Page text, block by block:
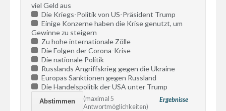
viel Geld aus
Die Kriegs-Politik von US-Präsident Trump
Einige Konzerne haben die Krise genutzt, um
Gewinne zu steigern
Zu hohe internationale Zölle
Die Folgen der Corona-Krise
Die nationale Politik
Russlands Angriffskrieg gegen die Ukraine
Europas Sanktionen gegen Russland
Die Handelspolitik der USA unter Trump
Ergebnisse
(maximal 5
Antwortmöglichkeiten)